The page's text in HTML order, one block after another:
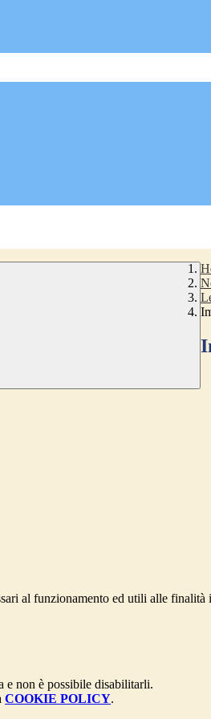
al funzionamento ed utili alle finalità
e non è possibile disabilitarli.
COOKIE POLICY.